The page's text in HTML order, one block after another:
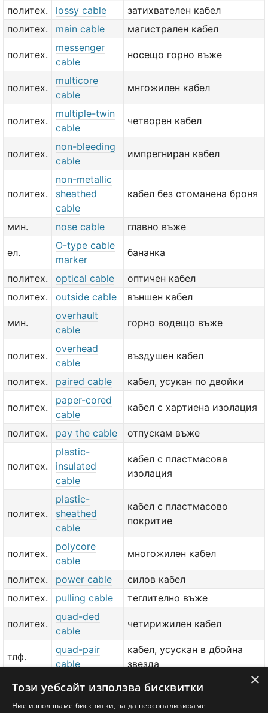
политех. lossy cable
затихвателен кабел
политех.
main cable магистрален кабел
политех.
messenger
cable
носещо горно въже
политех.
multicore
cable
мнгожилен кабел
политех.
multiple-twin
cable
четворен кабел
политех.
non-bleeding
cable
импрегниран кабел
политех.
non-metallic
sheathed
cable
кабел без стоманена броня
мин. nose cable главно въже
ел.
O-type cable
marker
бананка
политех. optical cable
оптичен кабел
политех.
outside cable външен кабел
мин.
overhault
cable
горно водещо въже
политех.
overhead
cable
въздушен кабел
политех. paired cable кабел, усукан по двойки
политех.
paper-cored
cable
кабел с хартиена изолация
политех. pay the cable отпускам въже
политех.
plastic-
insulated
cable
кабел с пластмасова
изолация
политех.
plastic-
sheathed
cable
кабел с пластмасово
покритие
политех.
polycore
cable
многожилен кабел
политех. power cable
силов кабел
политех.
pulling cable теглително въже
политех.
quad-ded
cable
четирижилен кабел
тлф.
quad-pair
cable
кабел, усускан в дбойна
звезда
политех.
reserve cable
резервен кабел
политех.
return cable
×
Този уебсайт използва бисквитки
Ние използваме бисквитки, за да персонализираме